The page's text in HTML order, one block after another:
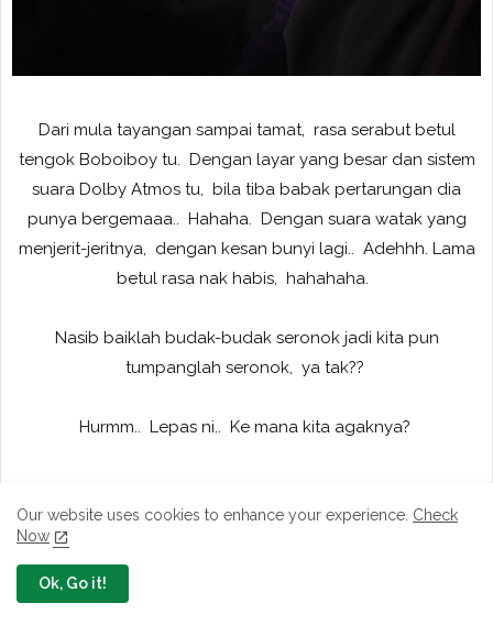
Dari mula tayangan sampai tamat, rasa serabut betul
tengok Boboiboy tu. Dengan layar yang besar dan sistem
suara Dolby Atmos tu, bila tiba babak pertarungan dia
punya bergemaaa.. Hahaha. Dengan suara watak yang
menjerit-jeritnya, dengan kesan bunyi lagi.. Adehhh. Lama
betul rasa nak habis, hahahaha.
Nasib baiklah budak-budak seronok jadi kita pun
tumpanglah seronok, ya tak??
Hurmm.. Lepas ni.. Ke mana kita agaknya?
Our website uses cookies to enhance your experience. Check
Now
Ok, Go it!